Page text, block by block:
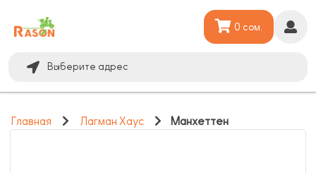
Выберите адрес
0 сом.
Главная Лагман Хаус Манхеттен